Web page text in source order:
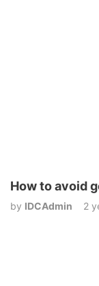
How to avoid
by IDCAdmin 2